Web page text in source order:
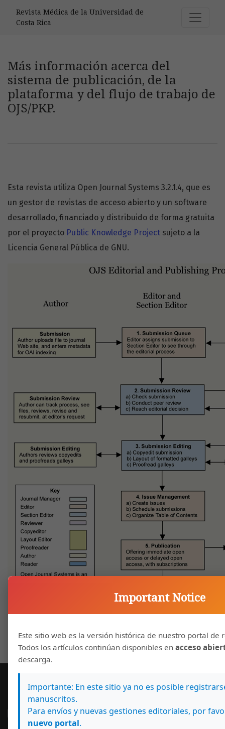
Revista Médica de la Universidad de
Costa Rica
Más información acerca del
sistema de publicación, de la
plataforma y del flujo de trabajo de
OJS/PKP.
Esta revista utiliza Open Journal Systems 3.2.1.4, que es
un gestor de revistas de acceso abierto y un software
desarrollado, financiado y distribuido de forma gratuita
por el proyecto Public Knowledge Project sujeto a la
Licencia General Pública de GNU.
Redes Sociales
Important Notice
Este sitio web es la versión histórica de nuestro portal de
Todos los artículos continúan disponibles en acceso
descarga.
Importante: En este sitio ya no es posible
manuscritos.
Para envíos y nuevas gestiones editoriales, por
nuevo portal.